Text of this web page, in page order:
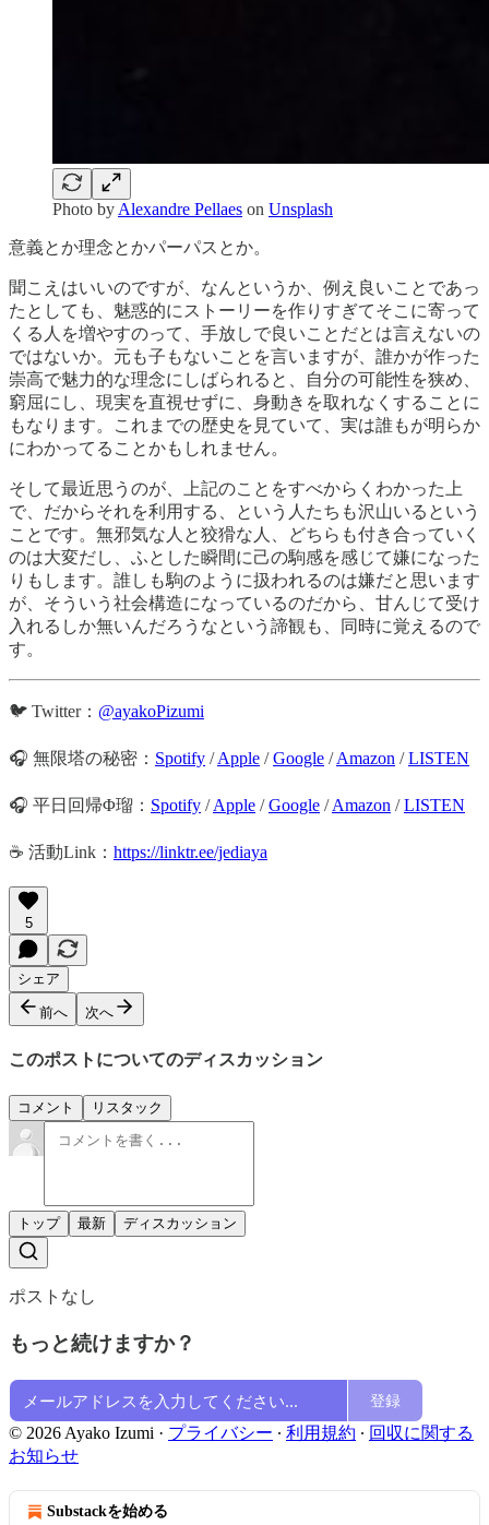
Photo by Alexandre Pellaes on Unsplash
意義とか理念とかパーパスとか。
聞こえはいいのですが、なんというか、例え良いことであっ
たとしても、魅惑的にストーリーを作りすぎてそこに寄って
くる人を増やすのって、手放しで良いことだとは言えないの
ではないか。元も子もないことを言いますが、誰かが作った
崇高で魅力的な理念にしばられると、自分の可能性を狭め、
窮屈にし、現実を直視せずに、身動きを取れなくすることに
もなります。これまでの歴史を見ていて、実は誰もが明らか
にわかってることかもしれません。
そして最近思うのが、上記のことをすべからくわかった上
で、だからそれを利用する、という人たちも沢山いるという
ことです。無邪気な人と狡猾な人、どちらも付き合っていく
のは大変だし、ふとした瞬間に己の駒感を感じて嫌になった
りもします。誰しも駒のように扱われるのは嫌だと思います
が、そういう社会構造になっているのだから、甘んじて受け
入れるしか無いんだろうなという諦観も、同時に覚えるので
す。
🐦 Twitter： @ayakoPizumi
🎧 無限塔の秘密： Spotify /Apple /Google /Amazon /LISTEN
🎧 平日回帰Φ瑠： Spotify /Apple /Google /Amazon /LISTEN
☕️ 活動Link： https://linktr.ee/jediaya
5
シェア
前へ 次へ
このポストについてのディスカッション
コメント リスタック
トップ 最新 ディスカッション
ポストなし
もっと続けますか？
登録
© 2026 Ayako Izumi · プライバシー ∙ 利用規約 ∙ 回収に関する
お知らせ
Substackを始める